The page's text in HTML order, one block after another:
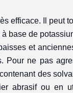
efficace. Il peut
base de
et
Pour ne pas
des
abrasif ou en